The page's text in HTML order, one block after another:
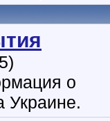
о
Украине.